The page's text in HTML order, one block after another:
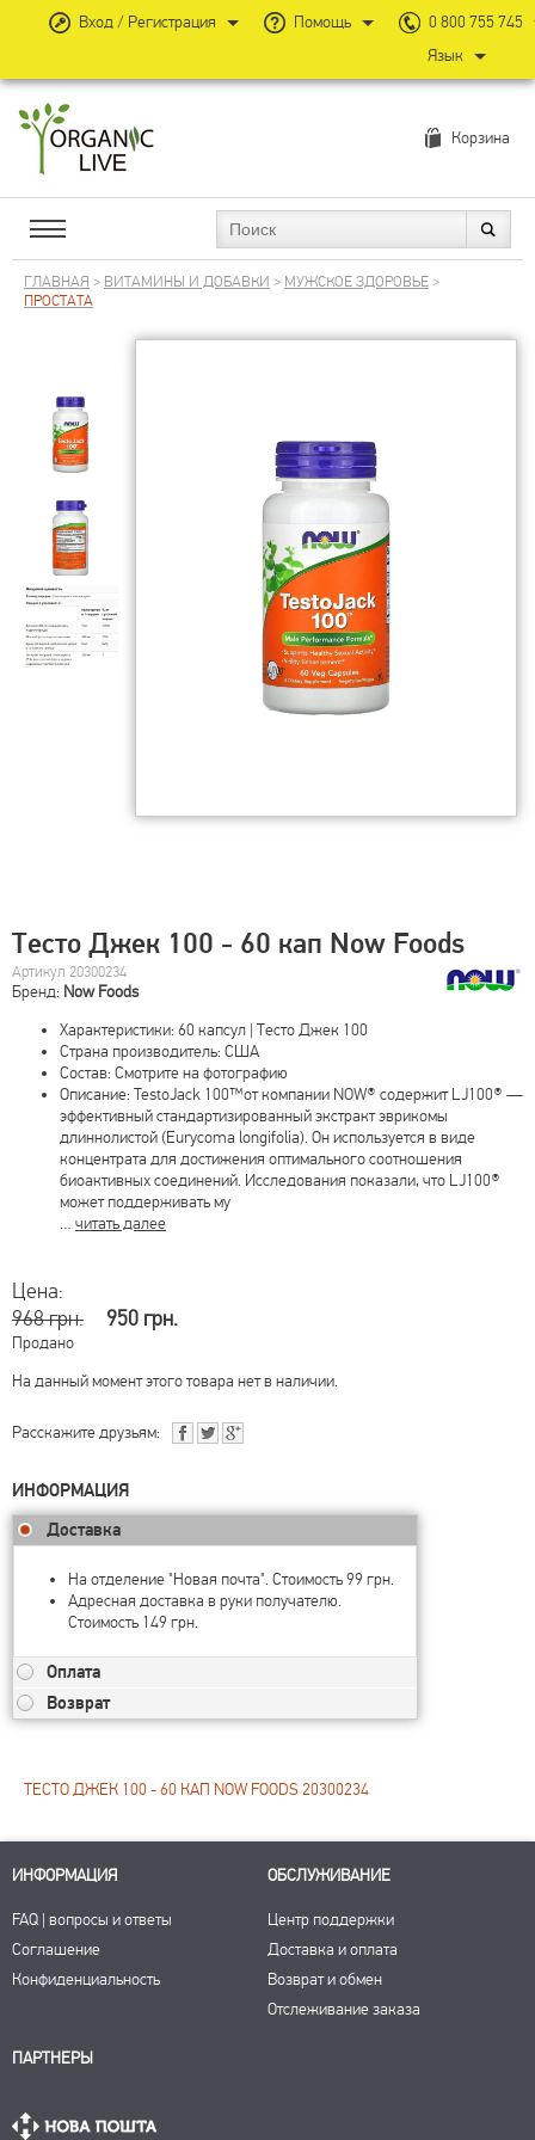
Корзина
ГЛАВНАЯ > ВИТАМИНЫ И ДОБАВКИ > МУЖСКОЕ ЗДОРОВЬЕ>
ПРОСТАТА
Тесто Джек 100 - 60 кап Now Foods
Артикул 20300234
Бренд: Now Foods
Характеристики: 60 капсул | Тесто Джек 100
Страна производитель: США
Состав: Смотрите на фотографию
Описание: TestoJack 100™от компании NOW® содержит LJ100® —
эффективный стандартизированный экстракт эврикомы
длиннолистой (Eurycoma longifolia). Он используется в виде
концентрата для достижения оптимального соотношения
биоактивных соединений. Исследования показали, что LJ100®
может поддерживать му
… читать далее
Цена:
968 грн.
950 грн.
Продано
На данный момент этого товара нет в наличии.
Расскажите друзьям:
ИНФОРМАЦИЯ
Доставка
На отделение "Новая почта". Стоимость 99 грн.
Адресная доставка в руки получателю.
Стоимость 149 грн.
Оплата
Возврат
Вход / Регистрация Помощь
0 800 755 745
Язык
ТЕСТО ДЖЕК 100 - 60 КАП NOW FOODS 20300234
ИНФОРМАЦИЯ
FAQ | вопросы и ответы
Соглашение
Конфиденциальность
ОБСЛУЖИВАНИЕ
Центр поддержки
Доставка и оплата
Возврат и обмен
Отслеживание заказа
ПАРТНЕРЫ